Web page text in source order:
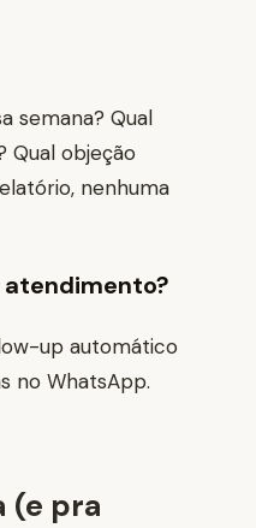
semana? Qual
Qual objeção
nenhuma
atendimento?
up automático
no WhatsApp.
(e pra